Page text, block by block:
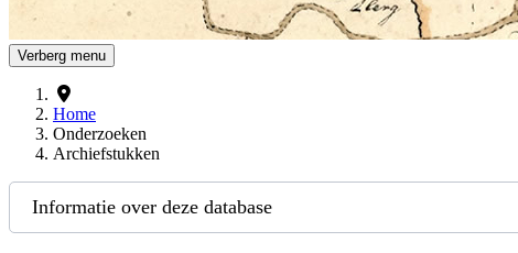
Verberg menu
Home
Onderzoeken
Archiefstukken
Informatie over deze database